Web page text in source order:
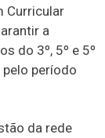
Curricular
a
do 3º, 5º e 5º
período
da rede